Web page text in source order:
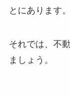
とにあります。
それでは、不
ましょう。